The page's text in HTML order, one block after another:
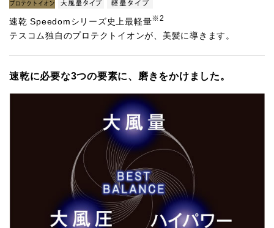
速乾 Speedomシリーズ史上最軽量※2
テスコム独自のプロテクトイオンが、美髪に導きます。
速乾に必要な3つの要素に、磨きをかけました。